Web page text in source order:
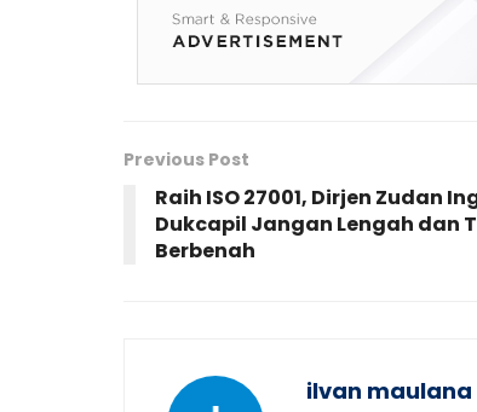
Previous Post
Raih ISO 27001, Dirjen Zudan
Dukcapil Jangan Lengah dan
Berbenah
ilvan maulana